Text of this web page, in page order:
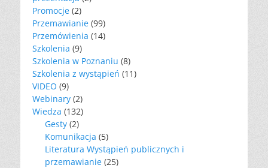
Promocje (2)
Przemawianie (99)
Przemówienia (14)
Szkolenia (9)
Szkolenia w Poznaniu (8)
Szkolenia z wystąpień (11)
VIDEO (9)
Webinary (2)
Wiedza (132)
Gesty (2)
Komunikacja (5)
Literatura Wystąpień publicznych i
przemawianie (25)